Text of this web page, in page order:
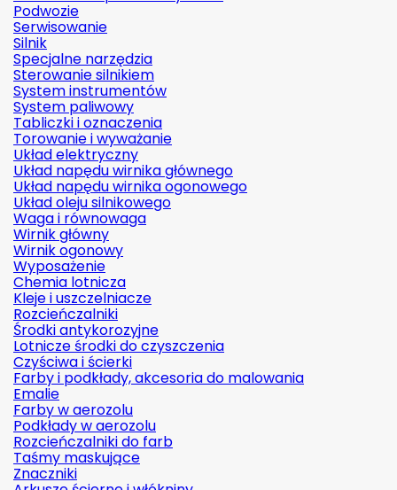
Podwozie
Serwisowanie
Silnik
Specjalne narzędzia
Sterowanie silnikiem
System instrumentów
System paliwowy
Tabliczki i oznaczenia
Torowanie i wyważanie
Układ elektryczny
Układ napędu wirnika głównego
Układ napędu wirnika ogonowego
Układ oleju silnikowego
Waga i równowaga
Wirnik główny
Wirnik ogonowy
Wyposażenie
Chemia lotnicza
Kleje i uszczelniacze
Rozcieńczalniki
Środki antykorozyjne
Lotnicze środki do czyszczenia
Czyściwa i ścierki
Farby i podkłady, akcesoria do malowania
Emalie
Farby w aerozolu
Podkłady w aerozolu
Rozcieńczalniki do farb
Taśmy maskujące
Znaczniki